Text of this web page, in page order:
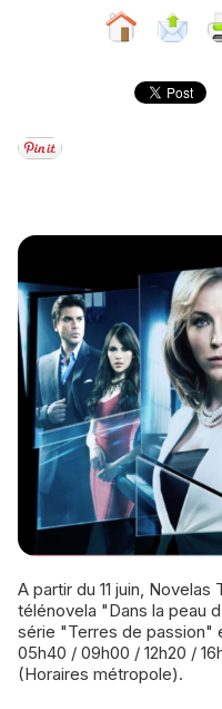
A partir du 11 juin, Novelas TV rediffusera sur son antenne, la
télénovela "Dans la peau
série "Terres de passion"
05h40 / 09h00 / 12h20 /
(Horaires métropole).